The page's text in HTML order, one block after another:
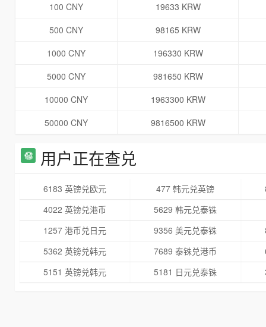
100 CNY
19633 KRW
500 CNY
98165 KRW
1000 CNY
196330 KRW
5000 CNY
981650 KRW
10000 CNY
1963300 KRW
50000 CNY
9816500 KRW
用户正在查兑
6183 英镑兑欧元 477 韩元兑英镑
4022 英镑兑港币
5629 韩元兑泰铢
1257 港币兑日元
9356 美元兑泰铢
5362 英镑兑韩元
7689 泰铢兑港币
5151 英镑兑韩元
5181 日元兑泰铢